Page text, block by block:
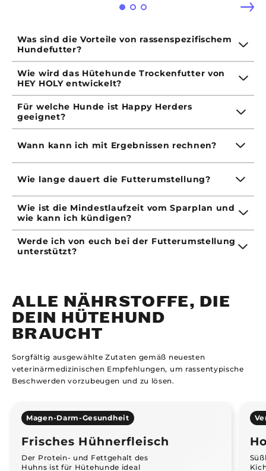
Was sind die Vorteile von rassenspezifischem
Hundefutter?
Wie wird das Hütehunde Trockenfutter von
HEY HOLY entwickelt?
Für welche Hunde ist Happy Herders
geeignet?
Wann kann ich mit Ergebnissen rechnen?
Wie lange dauert die Futterumstellung?
Wie ist die Mindestlaufzeit vom Sparplan und
wie kann ich kündigen?
Werde ich von euch bei der Futterumstellung
unterstützt?
ALLE NÄHRSTOFFE, DIE
DEIN HÜTEHUND
BRAUCHT
Sorgfältig ausgewählte Zutaten gemäß neuesten
veterinärmedizinischen Empfehlungen, um rassentypische
Beschwerden vorzubeugen und zu lösen.
Magen-Darm-Gesundheit
Frisches Hühnerfleisch
Der Protein- und Fettgehalt des
Huhns ist für Hütehunde ideal